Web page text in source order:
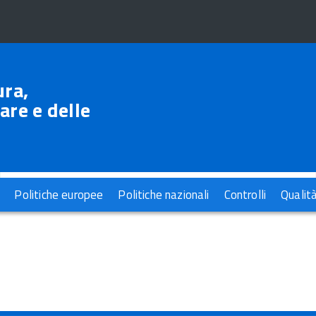
e delle
Politiche europee Politiche nazionali Controlli